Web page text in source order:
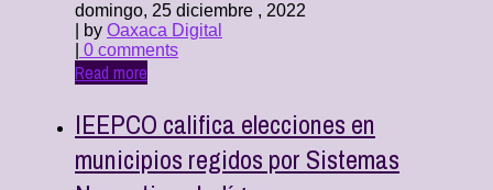
domingo, 25 diciembre , 2022
| by Oaxaca Digital
0 comments
Read more
IEEPCO califica elecciones en
municipios regidos por Sistemas